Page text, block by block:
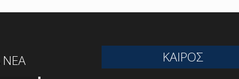
ΝΕΑ ΚΑΙΡΟΣ